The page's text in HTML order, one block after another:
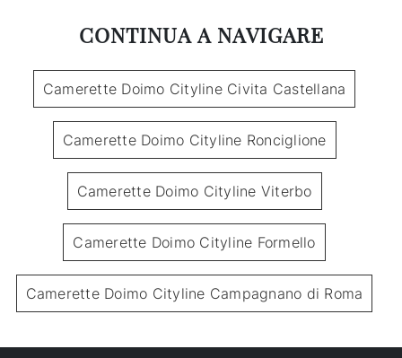
CONTINUA A NAVIGARE
Camerette Doimo Cityline Civita Castellana
Camerette Doimo Cityline Ronciglione
Camerette Doimo Cityline Viterbo
Camerette Doimo Cityline Formello
Camerette Doimo Cityline Campagnano di Roma